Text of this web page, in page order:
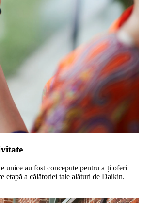
unice au fost concepute pentru a-ți oferi
etapă a călătoriei tale alături de Daikin.